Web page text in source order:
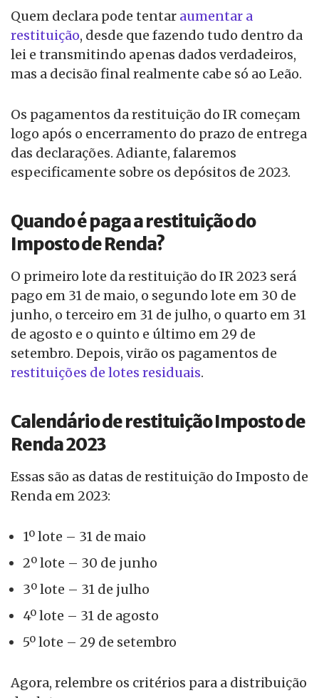
Quem declara pode tentar aumentar a
restituição, desde que fazendo tudo dentro da
lei e transmitindo apenas dados verdadeiros,
mas a decisão final realmente cabe só ao Leão.
Os pagamentos da restituição do IR começam
logo após o encerramento do prazo de entrega
das declarações. Adiante, falaremos
especificamente sobre os depósitos de 2023.
Quando é paga a restituição do
Imposto de Renda?
O primeiro lote da restituição do IR 2023 será
pago em 31 de maio, o segundo lote em 30 de
junho, o terceiro em 31 de julho, o quarto em 31
de agosto e o quinto e último em 29 de
setembro. Depois, virão os pagamentos de
restituições de lotes residuais.
Calendário de restituição Imposto de
Renda 2023
Essas são as datas de restituição do Imposto de
Renda em 2023:
1º lote – 31 de maio
2º lote – 30 de junho
3º lote – 31 de julho
4º lote – 31 de agosto
5º lote – 29 de setembro
Agora, relembre os critérios para a distribuição